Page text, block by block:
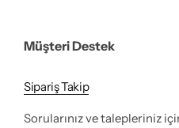
Müşteri Destek
Sipariş Takip
Sorularınız ve talepleriniz